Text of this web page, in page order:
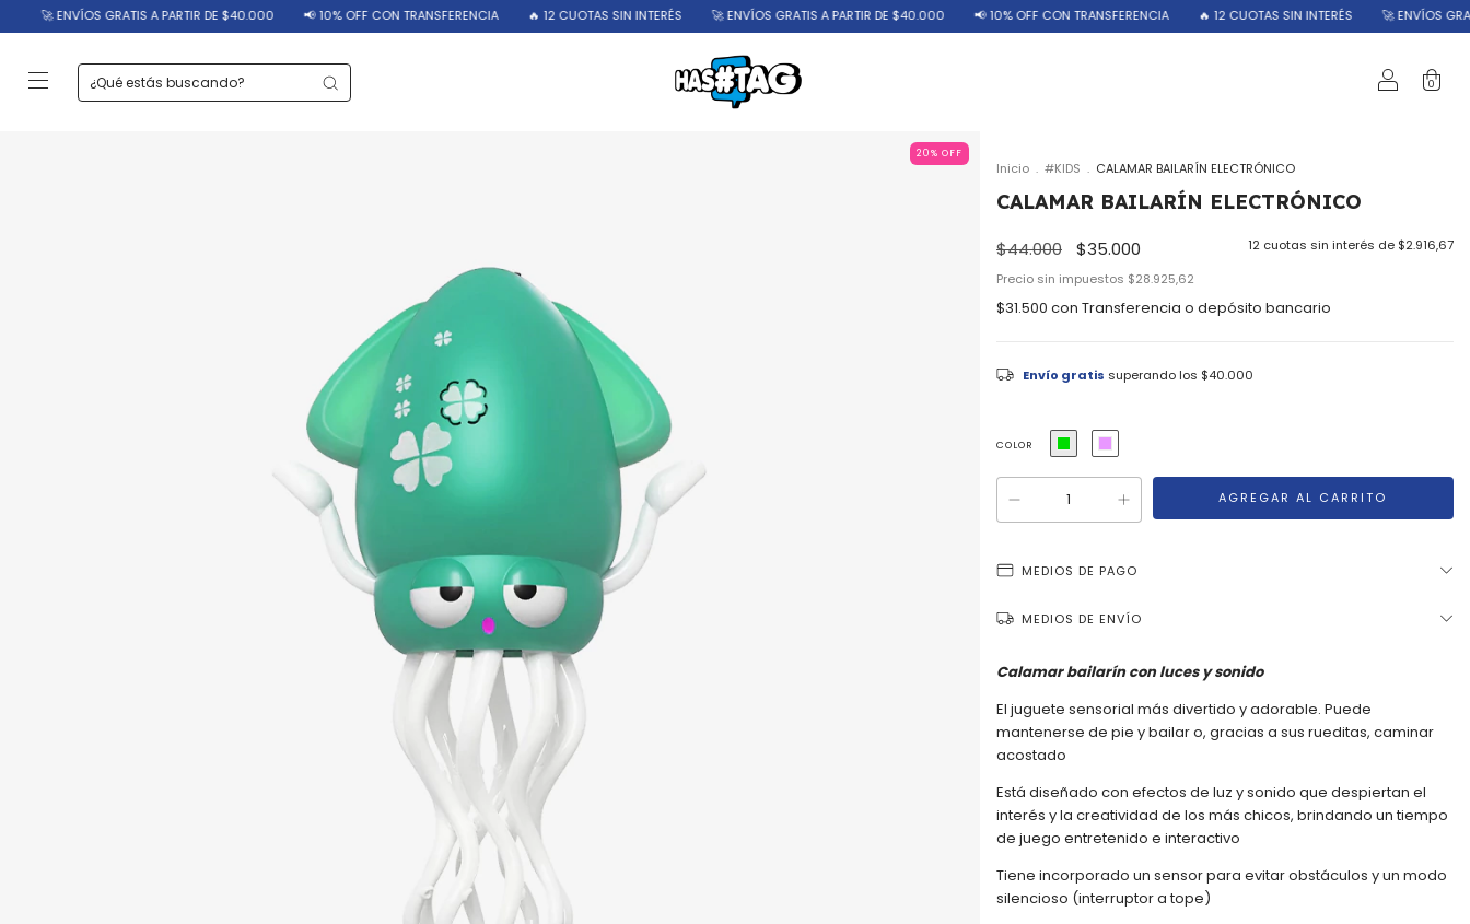
A PARTIR DE $40.000 📢 10% OFF CON TRANSFERENCIA 🔥 12 CUOTAS SIN INTERÉS 🚀 ENVÍOS GRATIS A PARTIR DE $40.000 📢 10% OFF CON TRANSFERENCIA 🔥 12 CUOTAS SIN INTERÉS 🚀 ENVÍOS GRATIS A PARTIR DE
0
20% OFF
Inicio . #KIDS . CALAMAR BAILARÍN ELECTRÓNICO
CALAMAR BAILARÍN ELECTRÓNICO
$44.000 $35.000 12 cuotas sin interés de $2.916,67
Precio sin impuestos $28.925,62
$31.500 con Transferencia o depósito bancario
Envío gratis superando los $40.000
COLOR
MEDIOS DE PAGO
MEDIOS DE ENVÍO
Calamar bailarín con luces y sonido
El juguete sensorial más divertido y adorable. Puede
mantenerse de pie y bailar o, gracias a sus rueditas, caminar
acostado
Está diseñado con efectos de luz y sonido que despiertan el
interés y la creatividad de los más chicos, brindando un tiempo
de juego entretenido e interactivo
Tiene incorporado un sensor para evitar obstáculos y un modo
silencioso (interruptor a tope)